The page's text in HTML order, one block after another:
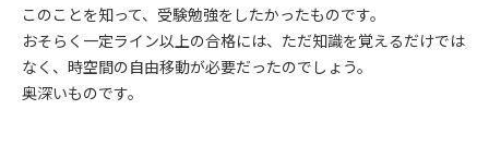
このことを知って、受験勉強をしたかったものです。
おそらく一定ライン以上の合格には、ただ知識を覚えるだけでは
なく、時空間の自由移動が必要だったのでしょう。
奥深いものです。